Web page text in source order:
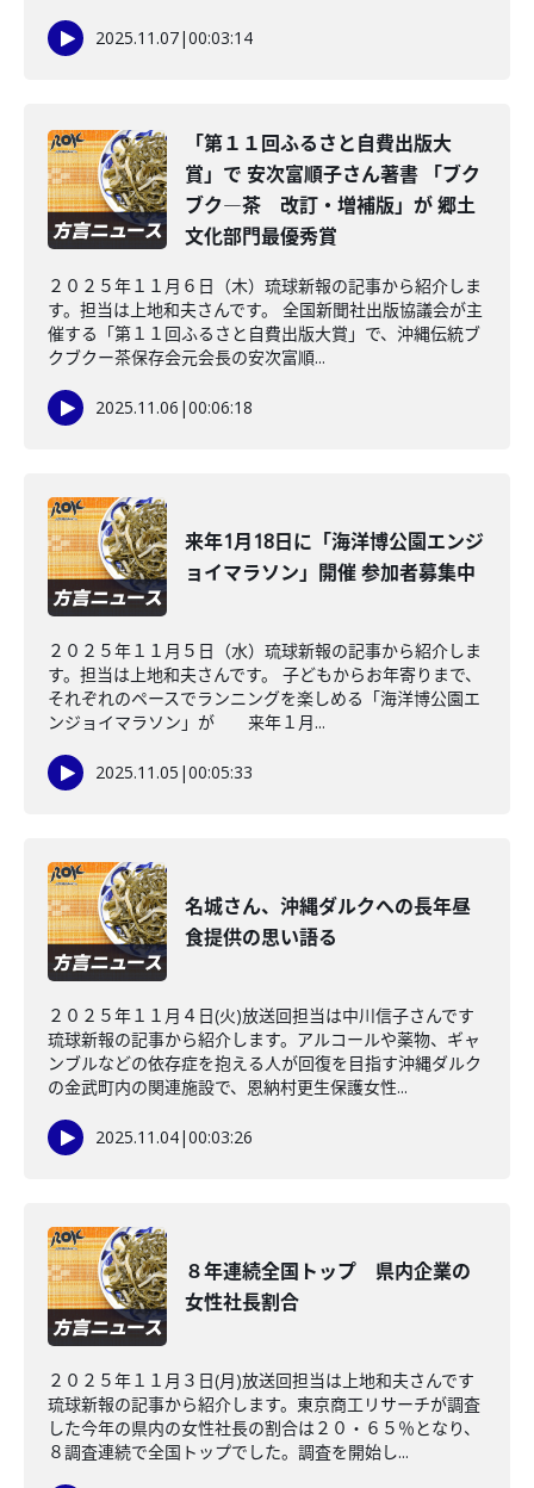
2025.11.07|00:03:14
「第１１回ふるさと自費出版大
賞」で 安次富順子さん著書 「ブク
ブク―茶 改訂・増補版」が 郷土
文化部門最優秀賞
２０２５年１１月６日（木）琉球新報の記事から紹介しま
す。担当は上地和夫さんです。 全国新聞社出版協議会が主
催する「第１１回ふるさと自費出版大賞」で、沖縄伝統ブ
クブクー茶保存会元会長の安次富順...
2025.11.06 |00:06:18
来年1月18日に「海洋博公園エンジ
ョイマラソン」開催 参加者募集中
２０２５年１１月５日（水）琉球新報の記事から紹介しま
す。担当は上地和夫さんです。 子どもからお年寄りまで、
それぞれのペースでランニングを楽しめる「海洋博公園エ
ンジョイマラソン」が 来年１月...
2025.11.05 |00:05:33
名城さん、沖縄ダルクへの長年昼
食提供の思い語る
２０２５年１１月４日(火)放送回担当は中川信子さんです
琉球新報の記事から紹介します。アルコールや薬物、ギャ
ンブルなどの依存症を抱える人が回復を目指す沖縄ダルク
の金武町内の関連施設で、恩納村更生保護女性...
2025.11.04|00:03:26
８年連続全国トップ 県内企業の
女性社長割合
２０２５年１１月３日(月)放送回担当は上地和夫さんです
琉球新報の記事から紹介します。東京商工リサーチが調査
した今年の県内の女性社長の割合は２０・６５％となり、
８調査連続で全国トップでした。調査を開始し...